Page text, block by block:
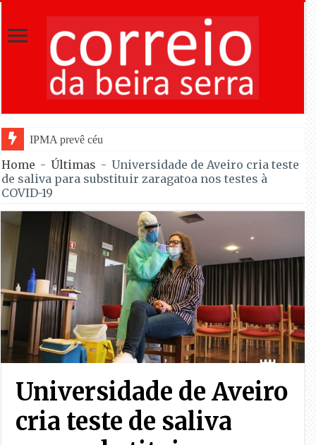
IPMA prevê céu pouco nublado para observar eclips
Home - Últimas - Universidade de Aveiro cria teste
de saliva para substituir zaragatoa nos testes à
COVID-19
Universidade de Aveiro
cria teste de saliva